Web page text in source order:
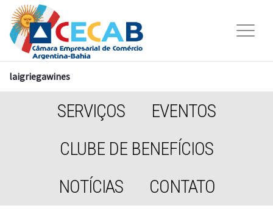
laigriegawines
SERVIÇOS
EVENTOS
CLUBE DE BENEFÍCIOS
NOTÍCIAS
CONTATO